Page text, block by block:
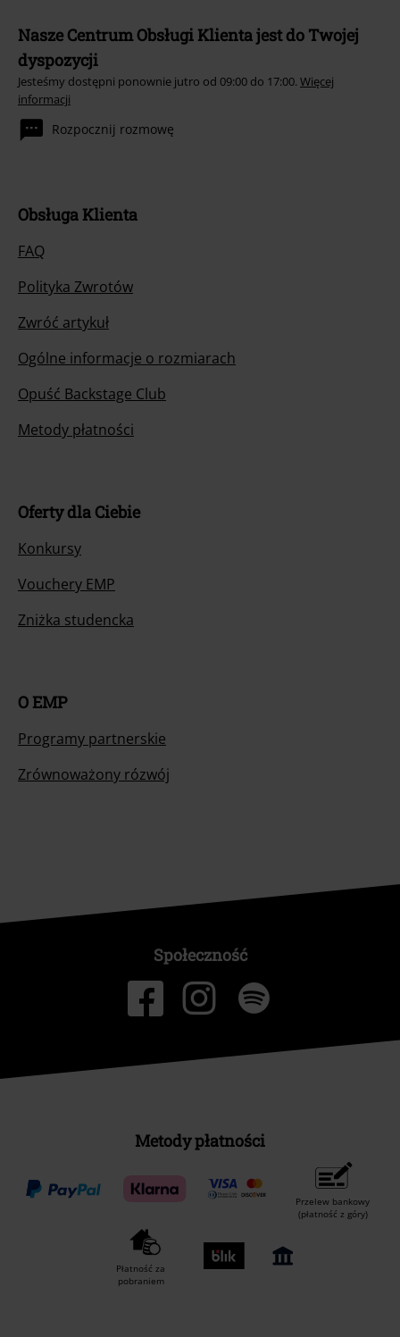
Nasze Centrum Obsługi Klienta jest do Twojej
dyspozycji
Jesteśmy dostępni ponownie jutro od 09:00 do 17:00. Więcej
informacji
Rozpocznij rozmowę
Obsługa Klienta
FAQ
Polityka Zwrotów
Zwróć artykuł
Ogólne informacje o rozmiarach
Opuść Backstage Club
Metody płatności
Oferty dla Ciebie
Konkursy
Vouchery EMP
Zniżka studencka
O EMP
Programy partnerskie
Zrównoważony rózwój
Społeczność
Metody płatności
Przelew bankowy
(płatność z góry)
Płatność za
pobraniem